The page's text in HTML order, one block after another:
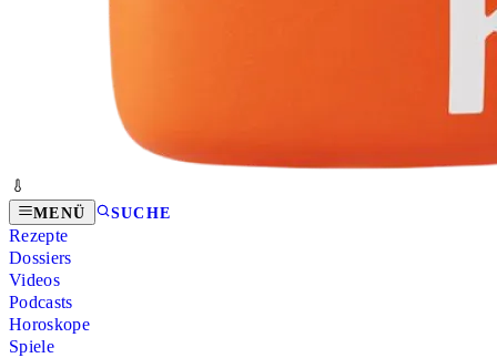
MENÜ SUCHE
Rezepte
Dossiers
Videos
Podcasts
Horoskope
Spiele